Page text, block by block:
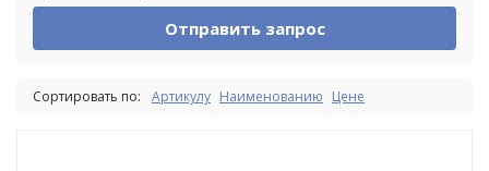
Отправить запрос
Сортировать по: Артикулу Наименованию Цене